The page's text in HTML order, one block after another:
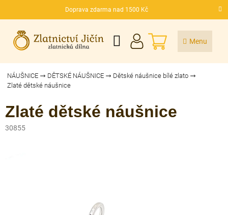
Doprava zdarma nad 1500 Kč
CZK
NÁKUPNÍ
KOŠÍK
NÁUŠNICE DĚTSKÉ NÁUŠNICE
Dětské náušnice bílé zlato
Zlaté dětské náušnice
Zlaté dětské náušnice
30855